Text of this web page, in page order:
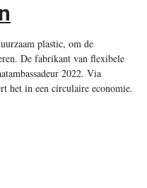
plastic, om de
De fabrikant van flexibele
2022. Via
het in een circulaire economie.